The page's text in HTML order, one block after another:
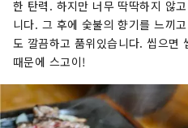
한 탄력. 하지만 너무 딱딱하지 않
니다. 그 후에 숯불의 향기를 느끼
도 깔끔하고 품위있습니다. 씹으면
때문에 스고이!